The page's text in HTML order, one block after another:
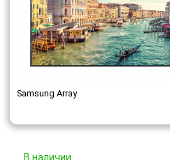
Samsung Array
В наличии